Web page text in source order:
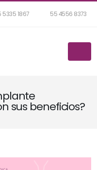
5335 1867 55 4556 8373
sus beneficios?